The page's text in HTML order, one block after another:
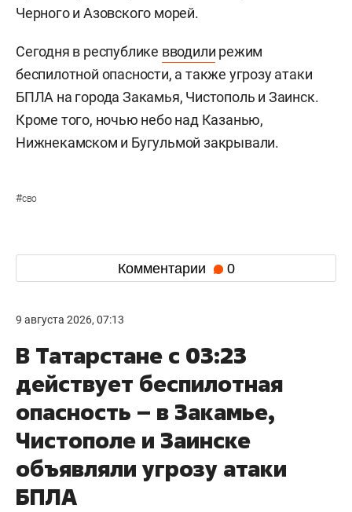
Черного и Азовского морей.
Сегодня в республике вводили режим
беспилотной опасности, а также угрозу атаки
БПЛА на города Закамья, Чистополь и Заинск.
Кроме того, ночью небо над Казанью,
Нижнекамском и Бугульмой закрывали.
#сво
Комментарии 0
9 августа 2026, 07:13
В Татарстане с 03:23
действует беспилотная
опасность – в Закамье,
Чистополе и Заинске
объявляли угрозу атаки
БПЛА